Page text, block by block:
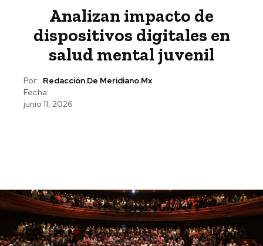
Analizan impacto de
dispositivos digitales en
salud mental juvenil
Por: Redacción De Meridiano.mx
Fecha:
junio 11, 2026